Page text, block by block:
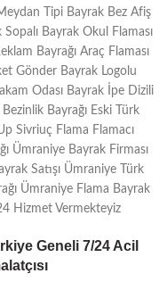
Tipi Bayrak Bez Afiş
Bayrak Okul Flaması
Bayrağı Araç Flaması
Gönder Bayrak Logolu
Odası Bayrak İpe Dizili
Bayrağı Eski Türk
Sivriuç Flama Flamacı
Ümraniye Bayrak Firması
Satışı Ümraniye Türk
Ümraniye Flama Bayrak
Hizmet Vermekteyiz
Geneli 7/24 Acil